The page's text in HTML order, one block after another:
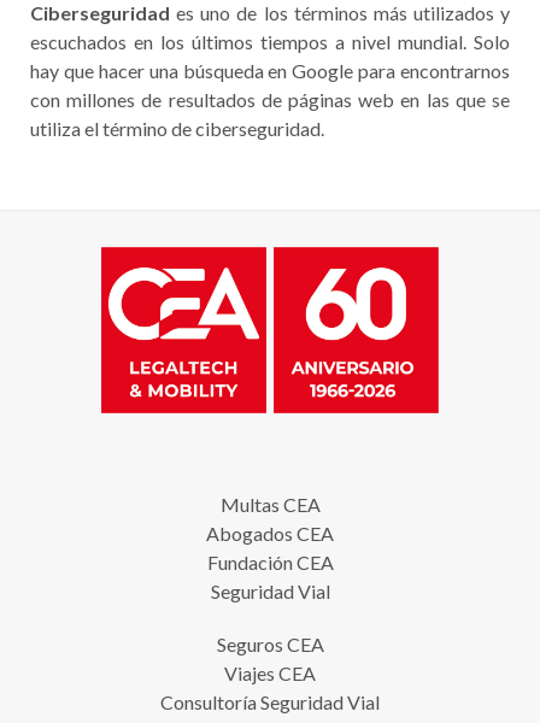
Ciberseguridad es uno de los términos más utilizados y
escuchados en los últimos tiempos a nivel mundial. Solo
hay que hacer una búsqueda en Google para encontrarnos
con millones de resultados de páginas web en las que se
utiliza el término de ciberseguridad.
Multas CEA
Abogados CEA
Fundación CEA
Seguridad Vial
Seguros CEA
Viajes CEA
Consultoría Seguridad Vial